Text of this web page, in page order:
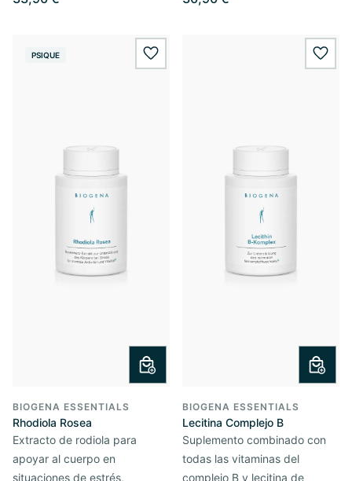
PSIQUE wishlist.add
BIOGENA ESSENTIALS
Rhodiola Rosea
Extracto de rodiola para
apoyar al cuerpo en
situaciones de estrés,
BIOGENA ESSENTIALS
Lecitina Complejo B
Suplemento combinado con
todas las vitaminas del
complejo B y lecitina de